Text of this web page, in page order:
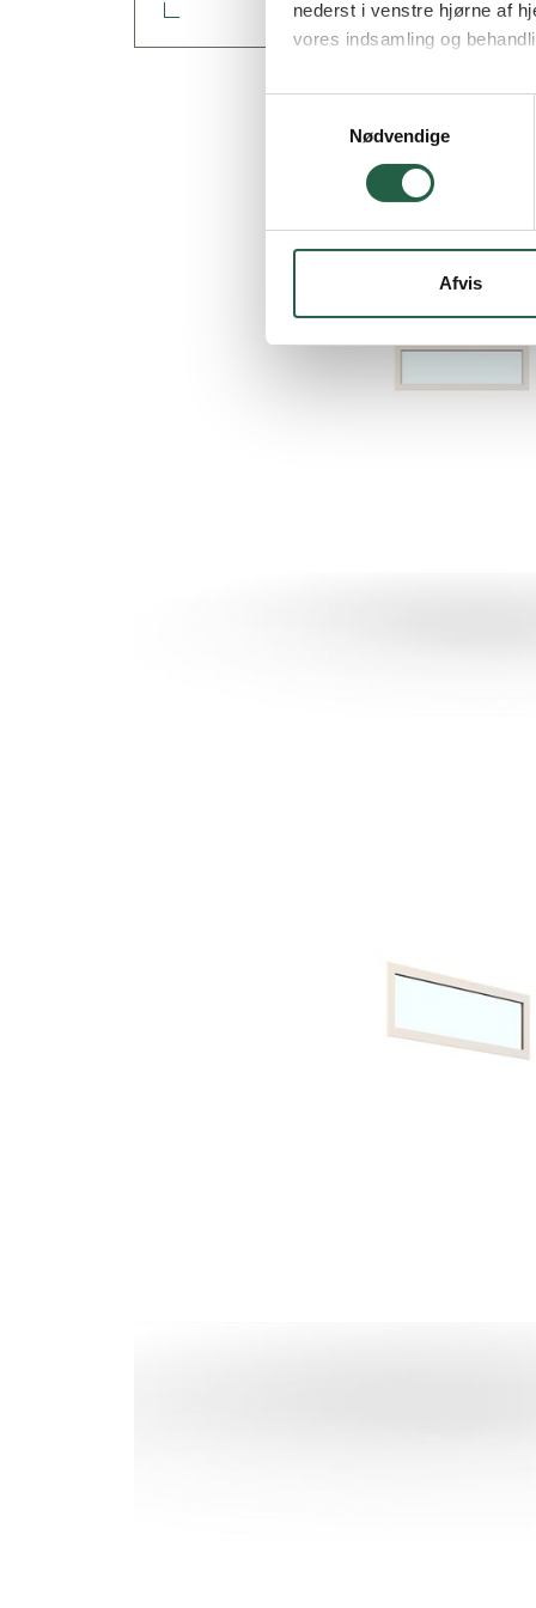
nederst i venstre hjørne af
vores indsamling og
Få flere oplysninger om,
Nødvendige
Afvis